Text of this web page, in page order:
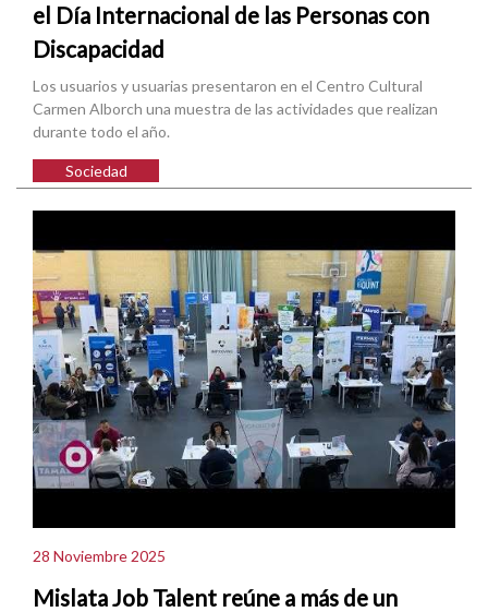
el Día Internacional de las Personas con
Discapacidad
Los usuarios y usuarias presentaron en el Centro Cultural
Carmen Alborch una muestra de las actividades que realizan
durante todo el año.
Sociedad
28 Noviembre 2025
Mislata Job Talent reúne a más de un